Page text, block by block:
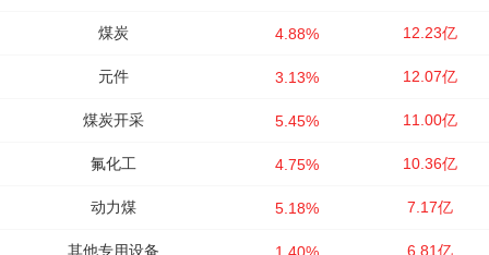
煤炭 4.88% 12.23亿
元件 3.13% 12.07亿
煤炭开采 5.45% 11.00亿
氟化工 4.75% 10.36亿
动力煤 5.18% 7.17亿
其他专用设备 6.81亿